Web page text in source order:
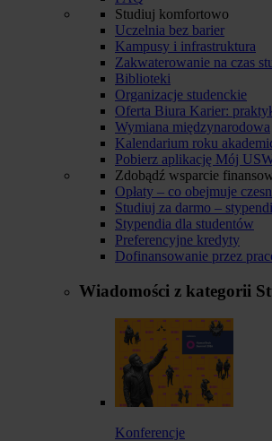
Studiuj komfortowo
Uczelnia bez barier
Kampusy i infrastruktura
Zakwaterowanie na czas
Biblioteki
Organizacje studenckie
Oferta Biura Karier:
Wymiana międzynarodowa
Kalendarium roku
Pobierz aplikację Mój
Zdobądź wsparcie
Opłaty – co obejmuje
Studiuj za darmo –
Stypendia dla studentów
Preferencyjne kredyty
Dofinansowanie przez
Wiadomości z kategorii
Konferencje